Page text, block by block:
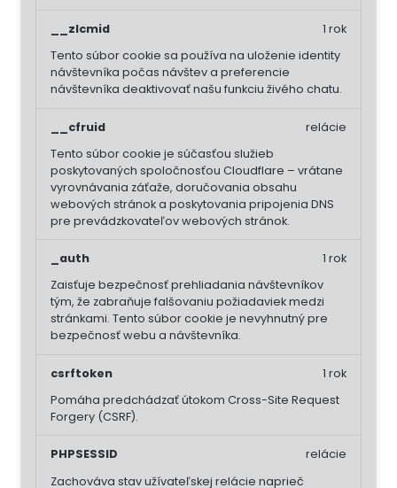
__zlcmid
Tento súbor cookie sa používa na uloženie identity
návštevníka počas návštev a preferencie
návštevníka deaktivovať našu funkciu živého chatu.
1 rok
__cfruid
Tento súbor cookie je súčasťou služieb
poskytovaných spoločnosťou Cloudflare – vrátane
vyrovnávania záťaže, doručovania obsahu
webových stránok a poskytovania pripojenia DNS
pre prevádzkovateľov webových stránok.
relácie
_auth
Zaisťuje bezpečnosť prehliadania návštevníkov
tým, že zabraňuje falšovaniu požiadaviek medzi
stránkami. Tento súbor cookie je nevyhnutný pre
bezpečnosť webu a návštevníka.
1 rok
csrftoken
Pomáha predchádzať útokom Cross-Site Request
Forgery (CSRF).
1 rok
PHPSESSID
Zachováva stav užívateľskej relácie naprieč
relácie